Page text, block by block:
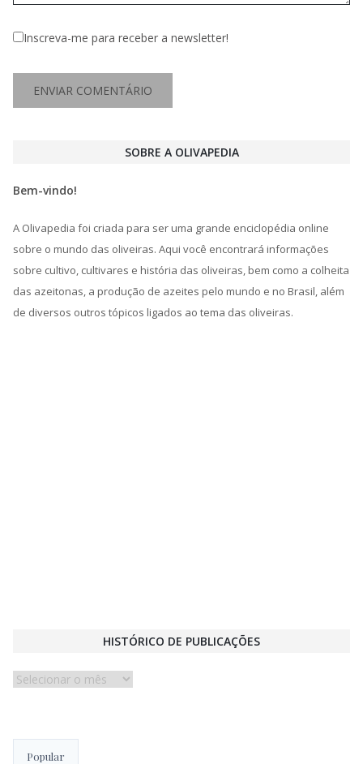
Inscreva-me para receber a newsletter!
SOBRE A OLIVAPEDIA
Bem-vindo!
A Olivapedia foi criada para ser uma grande enciclopédia online
sobre o mundo das oliveiras. Aqui você encontrará informações
sobre cultivo, cultivares e história das oliveiras, bem como a colheita
das azeitonas, a produção de azeites pelo mundo e no Brasil, além
de diversos outros tópicos ligados ao tema das oliveiras.
HISTÓRICO DE PUBLICAÇÕES
Histórico
Popular